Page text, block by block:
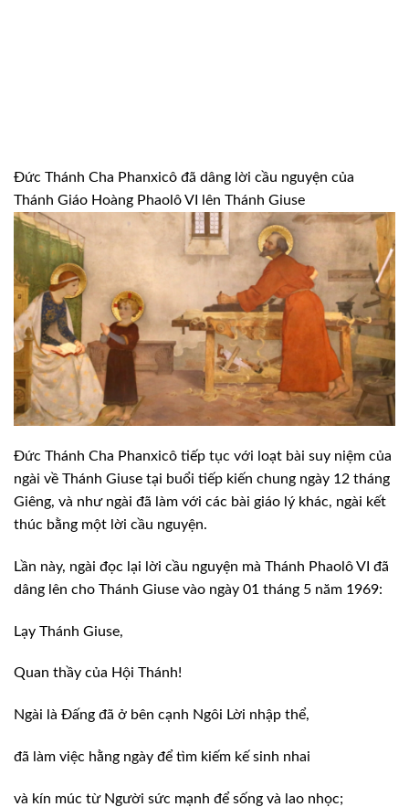
Đức Thánh Cha Phanxicô đã dâng lời cầu nguyện của
Thánh Giáo Hoàng Phaolô VI lên Thánh Giuse
Đức Thánh Cha Phanxicô tiếp tục với loạt bài suy niệm của
ngài về Thánh Giuse tại buổi tiếp kiến ​​chung ngày 12 tháng
Giêng, và như ngài đã làm với các bài giáo lý khác, ngài kết
thúc bằng một lời cầu nguyện.
Lần này, ngài đọc lại lời cầu nguyện mà Thánh Phaolô VI đã
dâng lên cho Thánh Giuse vào ngày 01 tháng 5 năm 1969:
Lạy Thánh Giuse,
Quan thầy của Hội Thánh!
Ngài là Đấng đã ở bên cạnh Ngôi Lời nhập thể,
đã làm việc hằng ngày để tìm kiếm kế sinh nhai
và kín múc từ Người sức mạnh để sống và lao nhọc;